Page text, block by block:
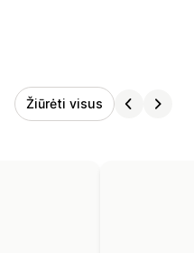
Žiūrėti visus